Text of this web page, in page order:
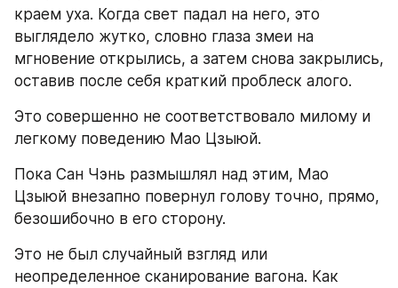
краем уха. Когда свет падал на него, это
выглядело жутко, словно глаза змеи на
мгновение открылись, а затем снова закрылись,
оставив после себя краткий проблеск алого.
Это совершенно не соответствовало милому и
легкому поведению Мао Цзыюй.
Пока Сан Чэнь размышлял над этим, Мао
Цзыюй внезапно повернул голову точно, прямо,
безошибочно в его сторону.
Это не был случайный взгляд или
неопределенное сканирование вагона. Как